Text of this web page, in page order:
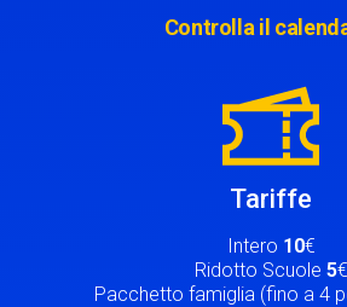
Controlla il
Tariffe
Intero 10€
Ridotto Scuole 5€
Pacchetto famiglia (fino a 4